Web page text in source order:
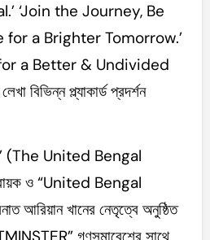
‘Join the Journey, Be
for a Brighter Tomorrow.’
a Better & Undivided
বিভিন্ন প্ল্যাকার্ড প্রদর্শন
(The United Bengal
ও “United Bengal
আরিয়ান খানের নেতৃত্বে অনুষ্ঠিত